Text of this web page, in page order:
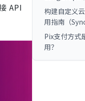
API
构建自定义
用指南（
Pix支付方式
用？